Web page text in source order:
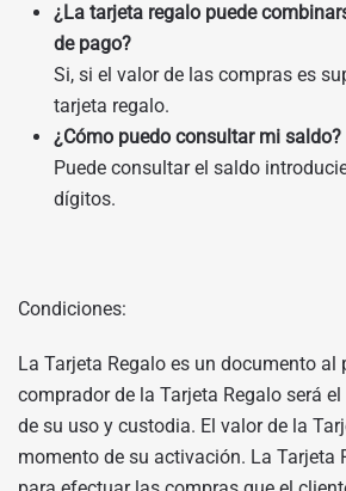
¿La tarjeta regalo puede
de pago?
Si, si el valor de las compras es
tarjeta regalo.
¿Cómo puedo consultar mi saldo?
Puede consultar el saldo
dígitos.
Condiciones:
La Tarjeta Regalo es un documento al
comprador de la Tarjeta Regalo será
de su uso y custodia. El valor de la
momento de su activación. La Tarjeta